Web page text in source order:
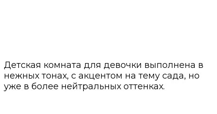
Детская комната для девочки выполнена в
нежных тонах, с акцентом на тему сада, но
уже в более нейтральных оттенках.